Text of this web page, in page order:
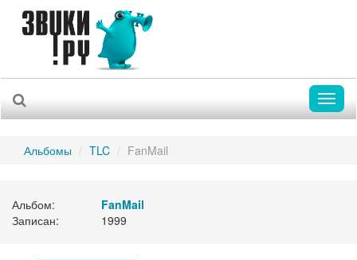
Альбомы TLC FanMail
Альбом:
FanMail
Записан:
1999